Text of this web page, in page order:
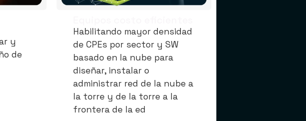
y
de
Habilitando mayor densidad
de CPEs por sector y SW
basado en la nube para
diseñar, instalar o
administrar red de la nube a
la torre y de la torre a la
frontera de la ed